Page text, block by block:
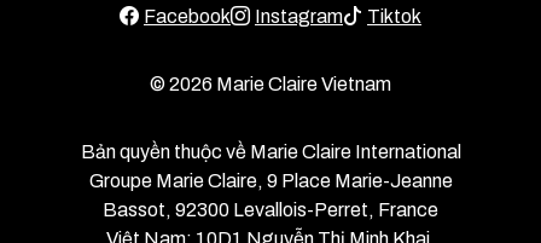
Facebook Instagram Tiktok
© 2026 Marie Claire Vietnam
Bản quyền thuộc về Marie Claire International
Groupe Marie Claire, 9 Place Marie-Jeanne
Bassot, 92300 Levallois-Perret, France